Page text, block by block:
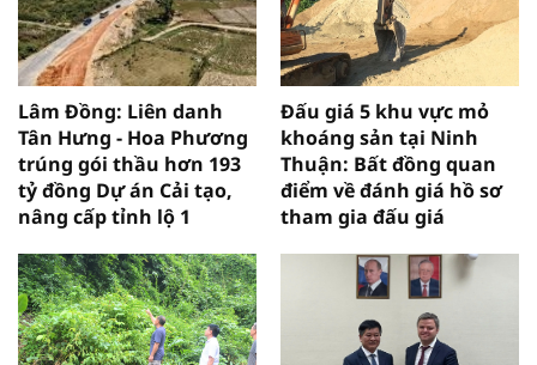
Lâm Đồng: Liên danh
Tân Hưng - Hoa Phương
trúng gói thầu hơn 193
tỷ đồng Dự án Cải tạo,
nâng cấp tỉnh lộ 1
Đấu giá 5 khu vực mỏ
khoáng sản tại Ninh
Thuận: Bất đồng quan
điểm về đánh giá hồ sơ
tham gia đấu giá